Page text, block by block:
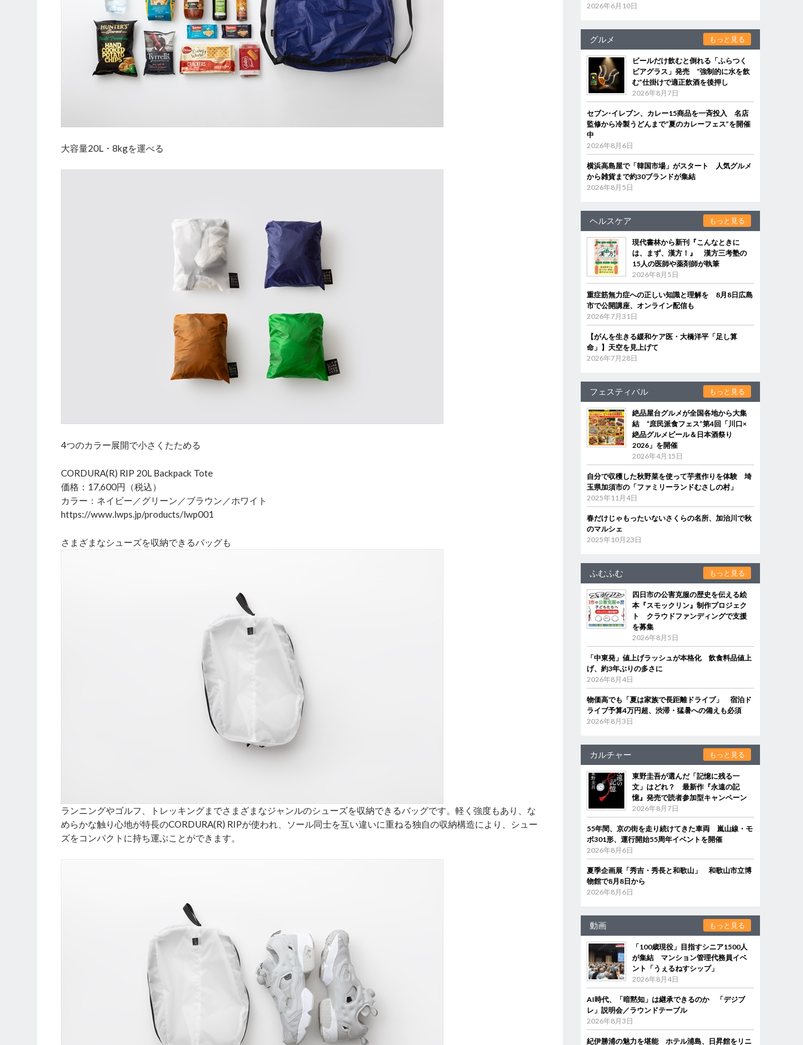
大容量20L・8kgを運べる
4つのカラー展開で小さくたためる
CORDURA(R) RIP 20L Backpack Tote
価格：17,600円（税込）
カラー：ネイビー／グリーン／ブラウン／ホワイト
https://www.lwps.jp/products/lwp001
さまざまなシューズを収納できるバッグも
ランニングやゴルフ、トレッキングまでさまざまなジャンルのシューズを収納できるバッグです。軽く強度もあり、な
めらかな触り心地が特長のCORDURA(R) RIPが使われ、ソール同士を互い違いに重ねる独自の収納構造により、シュー
ズをコンパクトに持ち運ぶことができます。
2026年6月10日
グルメ もっと見る
ビールだけ飲むと倒れる「ふらつく
ビアグラス」発売 “強制的に水を飲
む”仕掛けで適正飲酒を後押し
2026年8月7日
セブン‐イレブン、カレー15商品を一斉投入 名店
監修から冷製うどんまで“夏のカレーフェス”を開催
中
2026年8月6日
横浜高島屋で「韓国市場」がスタート 人気グルメ
から雑貨まで約30ブランドが集結
2026年8月5日
ヘルスケア もっと見る
現代書林から新刊『こんなときに
は、まず、漢方！』 漢方三考塾の
15人の医師や薬剤師が執筆
2026年8月5日
重症筋無力症への正しい知識と理解を 8月8日広島
市で公開講座、オンライン配信も
2026年7月31日
【がんを生きる緩和ケア医・大橋洋平「足し算
命」】天空を見上げて
2026年7月28日
フェスティバル もっと見る
絶品屋台グルメが全国各地から大集
結 “庶民派食フェス”第4回「川口×
絶品グルメビール＆日本酒祭り
2026」を開催
2026年4月15日
自分で収穫した秋野菜を使って芋煮作りを体験 埼
玉県加須市の「ファミリーランドむさしの村」
2025年11月4日
春だけじゃもったいないさくらの名所、加治川で秋
のマルシェ
2025年10月23日
ふむふむ もっと見る
四日市の公害克服の歴史を伝える絵
本『スモックリン』制作プロジェク
ト クラウドファンディングで支援
を募集
2026年8月5日
「中東発」値上げラッシュが本格化 飲食料品値上
げ、約3年ぶりの多さに
2026年8月4日
物価高でも「夏は家族で長距離ドライブ」 宿泊ド
ライブ予算4万円超、渋滞・猛暑への備えも必須
2026年8月3日
カルチャー もっと見る
東野圭吾が選んだ「記憶に残る一
文」はどれ？ 最新作『永遠の記
憶』発売で読者参加型キャンペーン
2026年8月7日
55年間、京の街を走り続けてきた車両 嵐山線・モ
ボ301形、運行開始55周年イベントを開催
2026年8月6日
夏季企画展「秀吉・秀長と和歌山」 和歌山市立博
物館で8月8日から
2026年8月6日
動画 もっと見る
「100歳現役」目指すシニア1500人
が集結 マンション管理代務員イベ
ント「うぇるねすシップ」
2026年8月4日
AI時代、「暗黙知」は継承できるのか 「デジブ
レ」説明会／ラウンドテーブル
2026年8月3日
紀伊勝浦の魅力を堪能 ホテル浦島、日昇館をリニ